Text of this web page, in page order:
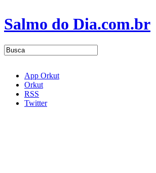
Salmo do Dia.com.br
App Orkut
Orkut
RSS
Twitter